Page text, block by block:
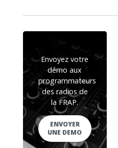
Envoyez votre
démo aux
programmateurs
des radios de
la FRAP.
ENVOYER
UNE DEMO